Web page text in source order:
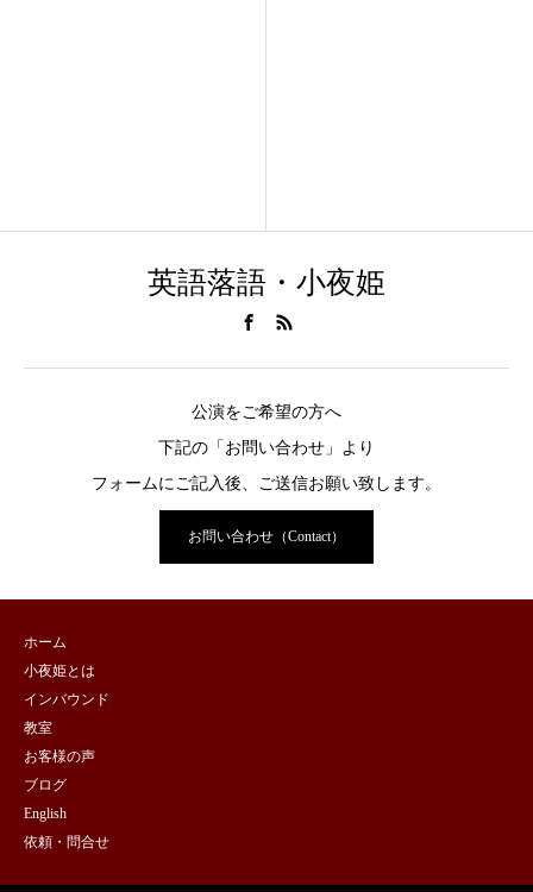
英語落語・小夜姫
公演をご希望の方へ
下記の「お問い合わせ」より
フォームにご記入後、ご送信お願い致します。
お問い合わせ（Contact）
ホーム
小夜姫とは
インバウンド
教室
お客様の声
ブログ
English
依頼・問合せ